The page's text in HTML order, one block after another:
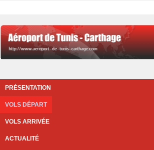
PRÉSENTATION
VOLS DÉPART
VOLS ARRIVÉE
ACTUALITÉ